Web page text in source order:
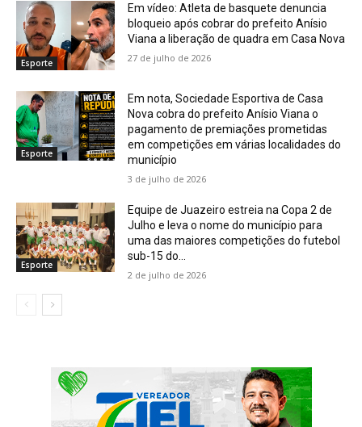
Esporte
Em vídeo: Atleta de basquete denuncia
bloqueio após cobrar do prefeito Anísio
Viana a liberação de quadra em Casa Nova
27 de julho de 2026
Esporte
Em nota, Sociedade Esportiva de Casa
Nova cobra do prefeito Anísio Viana o
pagamento de premiações prometidas
em competições em várias localidades do
município
3 de julho de 2026
Esporte
Equipe de Juazeiro estreia na Copa 2 de
Julho e leva o nome do município para
uma das maiores competições do futebol
sub-15 do...
2 de julho de 2026